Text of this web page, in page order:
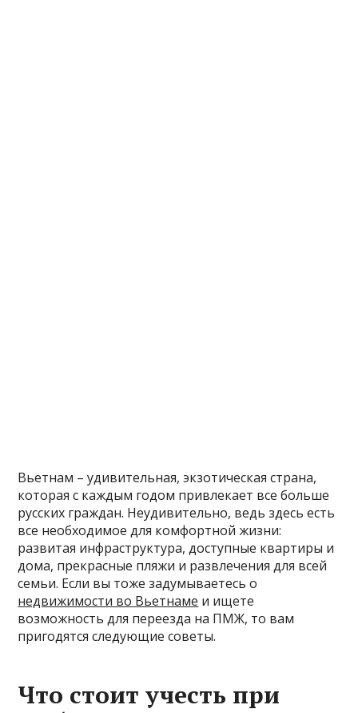
Вьетнам – удивительная, экзотическая страна,
которая с каждым годом привлекает все больше
русских граждан. Неудивительно, ведь здесь есть
все необходимое для комфортной жизни:
развитая инфраструктура, доступные квартиры и
дома, прекрасные пляжи и развлечения для всей
семьи. Если вы тоже задумываетесь о
недвижимости во Вьетнаме и ищете
возможность для переезда на ПМЖ, то вам
пригодятся следующие советы.
Что стоит учесть при